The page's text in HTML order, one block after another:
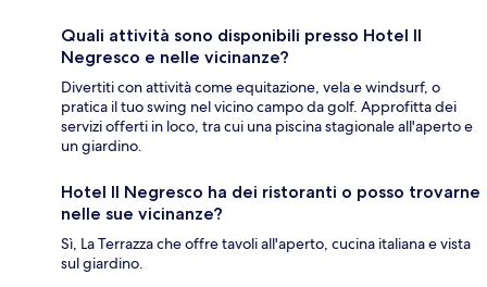
Quali attività sono disponibili presso Hotel Il
Negresco e nelle vicinanze?
Divertiti con attività come equitazione, vela e windsurf, o
pratica il tuo swing nel vicino campo da golf. Approfitta dei
servizi offerti in loco, tra cui una piscina stagionale all'aperto e
un giardino.
Hotel Il Negresco ha dei ristoranti o posso trovarne
nelle sue vicinanze?
Sì, La Terrazza che offre tavoli all'aperto, cucina italiana e vista
sul giardino.